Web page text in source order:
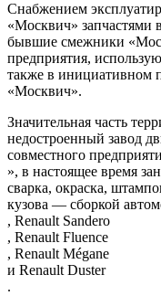
Снабжением
«Москвич» запчастями
бывшие смежники
предприятия,
также в инициативном
«Москвич».
Значительная часть
недостроенный завод
совместного
», в настоящее время
сварка, окраска,
кузова — сборкой
, Renault Sandero
, Renault Fluence
, Renault Mégane
и Renault Duster
.